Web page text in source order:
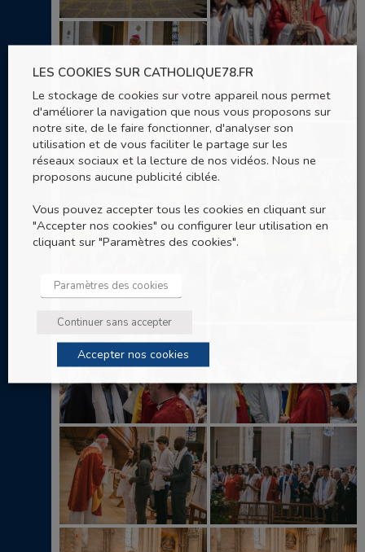
LES COOKIES SUR CATHOLIQUE78.FR
Le stockage de cookies sur votre appareil nous permet
d'améliorer la navigation que nous vous proposons sur
notre site, de le faire fonctionner, d'analyser son
utilisation et de vous faciliter le partage sur les
réseaux sociaux et la lecture de nos vidéos. Nous ne
proposons aucune publicité ciblée.
Vous pouvez accepter tous les cookies en cliquant sur
"Accepter nos cookies" ou configurer leur utilisation en
cliquant sur "Paramètres des cookies".
Paramètres des cookies
Continuer sans accepter
Accepter nos cookies